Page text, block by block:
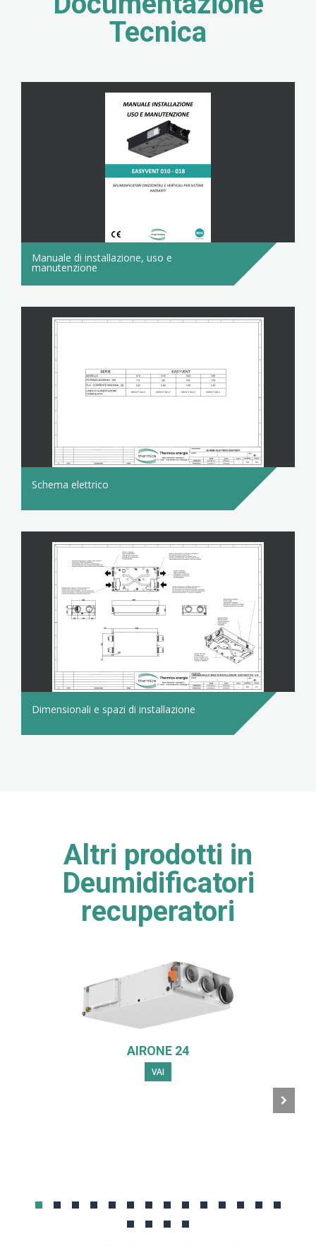
Tecnica
Manuale di installazione, uso e
manutenzione
Schema elettrico
Dimensionali e spazi di installazione
Altri prodotti in
Deumidificatori
recuperatori
AIRONE 24
VAI